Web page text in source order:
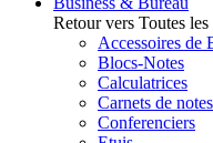
Retour vers Toutes les
Accessoires de
Blocs-Notes
Calculatrices
Carnets de notes
Conferenciers